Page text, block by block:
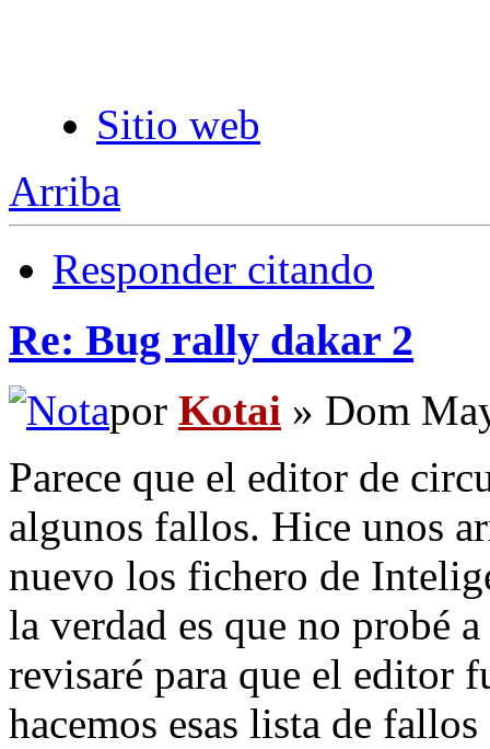
Sitio web
Arriba
Responder citando
Re: Bug rally dakar 2
por Kotai » Dom
Parece que el editor de
algunos fallos. Hice unos
nuevo los fichero de
la verdad es que no probé
revisaré para que el editor
hacemos esas lista de